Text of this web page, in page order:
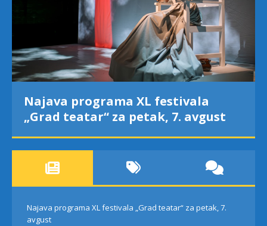
Najava programa XL festivala
„Grad teatar“ za petak, 7. avgust
Najava programa XL festivala „Grad teatar“ za petak, 7.
avgust